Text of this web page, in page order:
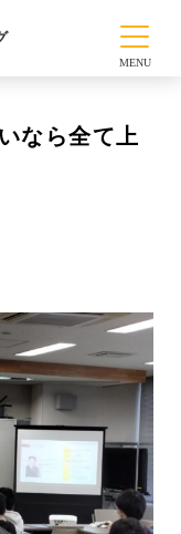
なら全て上